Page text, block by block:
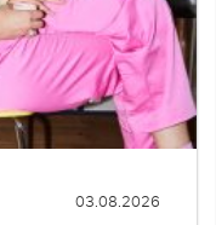
03.08.2026